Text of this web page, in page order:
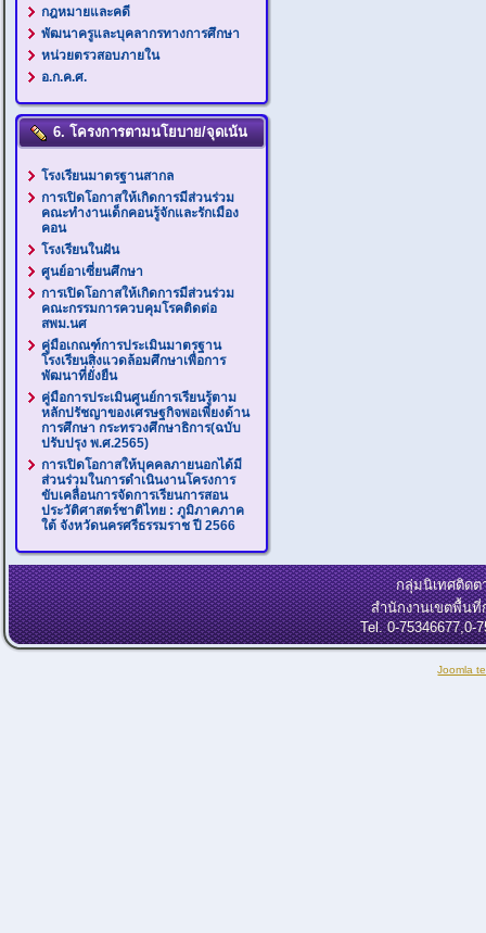
กฎหมายและคดี
พัฒนาครูและบุคลากรทางการศึกษา
หน่วยตรวสอบภายใน
อ.ก.ค.ศ.
6. โครงการตามนโยบาย/จุดเน้น
โรงเรียนมาตรฐานสากล
การเปิดโอกาสให้เกิดการมีส่วนร่วม
คณะทำงานเด็กคอนรู้จักและรักเมือง
คอน
โรงเรียนในฝัน
ศูนย์อาเซี่ยนศึกษา
การเปิดโอกาสให้เกิดการมีส่วนร่วม
คณะกรรมการควบคุมโรคติดต่อ
สพม.นศ
คู่มือเกณฑ์การประเมินมาตรฐาน
โรงเรียนสิ่งแวดล้อมศึกษาเพื่อการ
พัฒนาที่ยั่งยืน
คู่มือการประเมินศูนย์การเรียนรู้ตาม
หลักปรัชญาของเศรษฐกิจพอเพียงด้าน
การศึกษา กระทรวงศึกษาธิการ(ฉบับ
ปรับปรุง พ.ศ.2565)
การเปิดโอกาสให้บุคคลภายนอกได้มี
ส่วนร่วมในการดำเนินงานโครงการ
ขับเคลื่อนการจัดการเรียนการสอน
ประวัติศาสตร์ชาติไทย : ภูมิภาคภาค
ใต้ จังหวัดนครศรีธรรมราช ปี 2566
กลุ่มนิเทศติดต
สำนักงานเขตพื้น
Tel. 0-75346677,0-
Joomla